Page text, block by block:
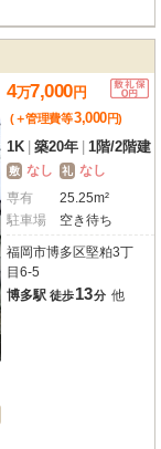
4万7,000円
(＋管理費等3,000円)
1K 築20年 1階/2階建
敷 なし 礼 なし
専有
25.25m²
駐車場
空き待ち
福岡市博多区堅粕3丁
目6-5
博多駅 徒歩13分 他